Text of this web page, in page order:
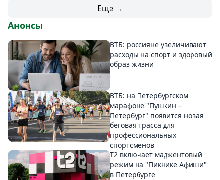
Еще →
Анонсы
ВТБ: россияне увеличивают
расходы на спорт и здоровый
образ жизни
ВТБ: на Петербургском
марафоне "Пушкин –
Петербург" появится новая
беговая трасса для
профессиональных
спортсменов
Т2 включает маджентовый
режим на "Пикнике Афиши"
в Петербурге